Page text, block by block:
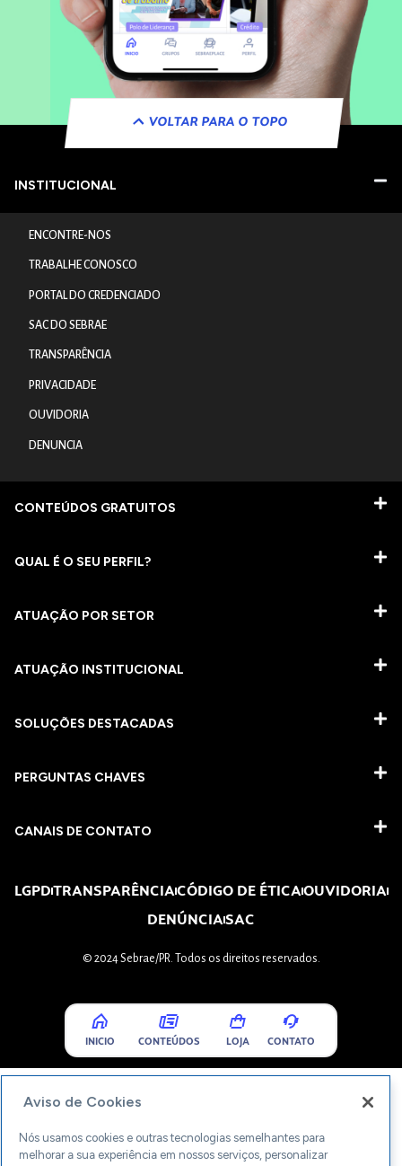
VOLTAR PARA O TOPO
INSTITUCIONAL
ENCONTRE-NOS
TRABALHE CONOSCO
PORTAL DO CREDENCIADO
SAC DO SEBRAE
TRANSPARÊNCIA
PRIVACIDADE
OUVIDORIA
DENUNCIA
CONTEÚDOS GRATUITOS
QUAL É O SEU PERFIL?
ATUAÇÃO POR SETOR
ATUAÇÃO INSTITUCIONAL
SOLUÇÕES DESTACADAS
PERGUNTAS CHAVES​
CANAIS DE CONTATO
LGPDTRANSPARÊNCIACÓDIGO DE ÉTICAOUVIDORIA
DENÚNCIASAC
© 2024 Sebrae/PR. Todos os direitos reservados.
INICIO CONTEÚDOS LOJA CONTATO
Aviso de Cookies
Nós usamos cookies e outras tecnologias semelhantes para
melhorar a sua experiência em nossos serviços, personalizar